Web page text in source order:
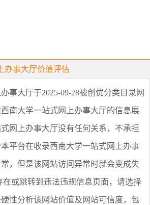
办事大厅价值评估
事大厅于2025-09-28被创优分类目录网
西南大学一站式网上办事大厅的信息展
网上办事大厅没有任何关系，不承担
平台在收录西南大学一站式网上办事
，但是该网站访问异常时就会变成失
在或跳转到违法违规信息页面，请选择
性分析该网站价值及网站可信度，包